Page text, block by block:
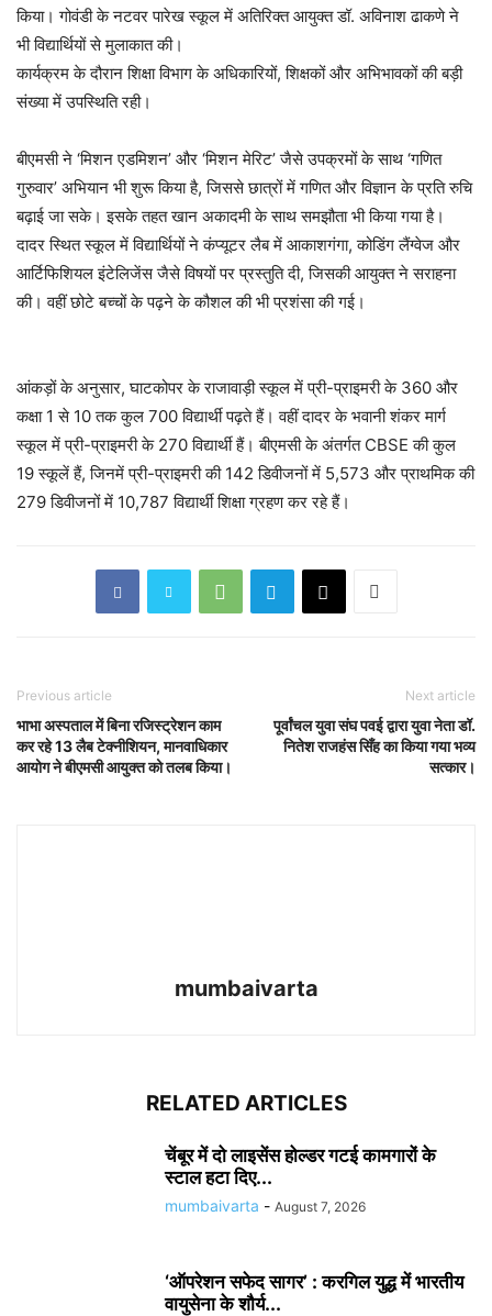
किया। गोवंडी के नटवर पारेख स्कूल में अतिरिक्त आयुक्त डॉ. अविनाश ढाकणे ने
भी विद्यार्थियों से मुलाकात की।
कार्यक्रम के दौरान शिक्षा विभाग के अधिकारियों, शिक्षकों और अभिभावकों की बड़ी
संख्या में उपस्थिति रही।
बीएमसी ने ‘मिशन एडमिशन’ और ‘मिशन मेरिट’ जैसे उपक्रमों के साथ ‘गणित
गुरुवार’ अभियान भी शुरू किया है, जिससे छात्रों में गणित और विज्ञान के प्रति रुचि
बढ़ाई जा सके। इसके तहत खान अकादमी के साथ समझौता भी किया गया है।
दादर स्थित स्कूल में विद्यार्थियों ने कंप्यूटर लैब में आकाशगंगा, कोडिंग लैंग्वेज और
आर्टिफिशियल इंटेलिजेंस जैसे विषयों पर प्रस्तुति दी, जिसकी आयुक्त ने सराहना
की। वहीं छोटे बच्चों के पढ़ने के कौशल की भी प्रशंसा की गई।
आंकड़ों के अनुसार, घाटकोपर के राजावाड़ी स्कूल में प्री-प्राइमरी के 360 और
कक्षा 1 से 10 तक कुल 700 विद्यार्थी पढ़ते हैं। वहीं दादर के भवानी शंकर मार्ग
स्कूल में प्री-प्राइमरी के 270 विद्यार्थी हैं। बीएमसी के अंतर्गत CBSE की कुल
19 स्कूलें हैं, जिनमें प्री-प्राइमरी की 142 डिवीजनों में 5,573 और प्राथमिक की
279 डिवीजनों में 10,787 विद्यार्थी शिक्षा ग्रहण कर रहे हैं।
Previous article
भाभा अस्पताल में बिना रजिस्ट्रेशन काम
कर रहे 13 लैब टेक्नीशियन, मानवाधिकार
आयोग ने बीएमसी आयुक्त को तलब किया।
Next article
पूर्वांचल युवा संघ पवई द्वारा युवा नेता डॉ.
नितेश राजहंस सिँह का किया गया भव्य
सत्कार।
mumbaivarta
RELATED ARTICLES
चेंबूर में दो लाइसेंस होल्डर गटई कामगारों के
स्टाल हटा दिए...
mumbaivarta - August 7, 2026
‘ऑपरेशन सफेद सागर’ : करगिल युद्ध में भारतीय
वायुसेना के शौर्य...